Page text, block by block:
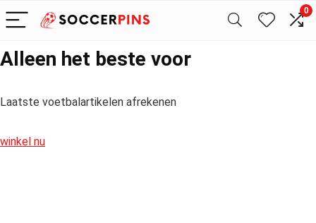
0
Alleen het beste voor
Laatste voetbalartikelen afrekenen
winkel nu